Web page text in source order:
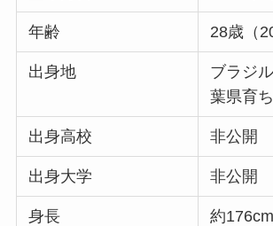
年齢 28歳（
出身地
ブラジ
葉県育ち
出身高校 非公開
出身大学 非公開
身長 約176cm